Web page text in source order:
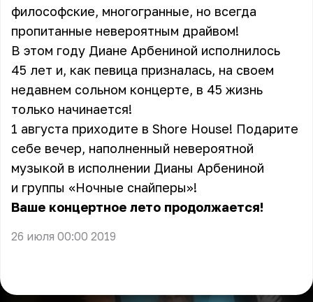
философские, многогранные, но всегда
пропитанные невероятным драйвом!
В этом году Диане Арбениной исполнилось
45 лет и, как певица призналась, на своем
недавнем сольном концерте, в 45 жизнь
только начинается!
1 августа приходите в Shore House! Подарите
себе вечер, наполненный невероятной
музыкой в исполнении Дианы Арбениной
и группы «Ночные снайперы»!
Ваше концертное лето продолжается!
26 июля 00:00 2019